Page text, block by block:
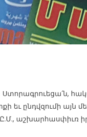
Ստորագրուեցա՛ն,
եւ ընդվզումի այն
աշխարհասփիւռ իր